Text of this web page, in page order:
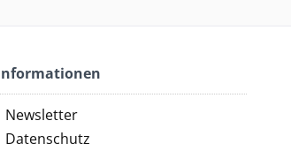
Newsletter
Datenschutz